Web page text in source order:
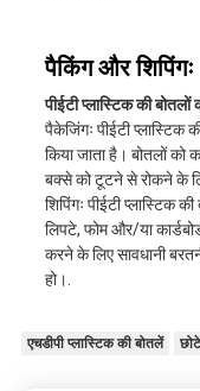
पैकिंग और शिपिंगः
पीईटी प्लास्टिक की
पैकेजिंगः पीईटी प्लास्टिक
किया जाता है। बोतलों को
बक्से को टूटने से रोकने के
शिपिंगः पीईटी प्लास्टिक
लिपटे, फोम और/या
करने के लिए सावधानी
हो।.
एचडीपी प्लास्टिक की बोतलें